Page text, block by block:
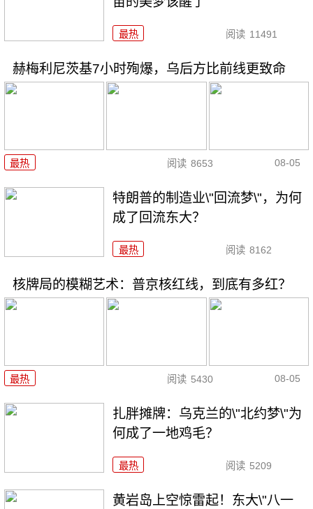
最热 阅读 11491
赫梅利尼茨基7小时殉爆，乌后方比前线更致命
最热 阅读 8653 08-05
特朗普的制造业\"回流梦\"，为何
成了回流东大？
最热 阅读 8162
核牌局的模糊艺术：普京核红线，到底有多红？
最热 阅读 5430 08-05
扎胖摊牌：乌克兰的\"北约梦\"为
何成了一地鸡毛？
最热 阅读 5209
黄岩岛上空惊雷起！东大\"八一